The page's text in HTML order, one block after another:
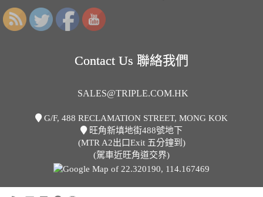
Contact Us 聯絡我們
SALES@TRIPLE.COM.HK
G/F, 488 RECLAMATION STREET, MONG KOK
旺角新填地街488號地下
(MTR A2出口Exit 五分鐘到)
(駕車近旺角道交界)